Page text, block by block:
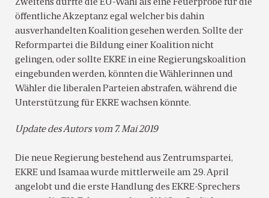
Zweitens dürfte die EU-Wahl als eine Feuerprobe für die
öffentliche Akzeptanz egal welcher bis dahin
ausverhandelten Koalition gesehen werden. Sollte der
Reformpartei die Bildung einer Koalition nicht
gelingen, oder sollte EKRE in eine Regierungskoalition
eingebunden werden, könnten die Wählerinnen und
Wähler die liberalen Parteien abstrafen, während die
Unterstützung für EKRE wachsen könnte.
Update des Autors vom 7. Mai 2019
Die neue Regierung bestehend aus Zentrumspartei,
EKRE und Isamaa wurde mittlerweile am 29. April
angelobt und die erste Handlung des EKRE-Sprechers